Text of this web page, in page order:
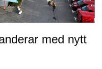
med nytt